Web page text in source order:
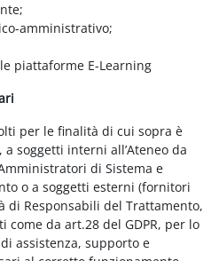
amministrativo;
piattaforme E-Learning
per le finalità di cui sopra è
soggetti interni all’Ateneo da
di Sistema e
o a soggetti esterni (fornitori
di Responsabili del Trattamento,
da art.28 del GDPR, per lo
assistenza, supporto e